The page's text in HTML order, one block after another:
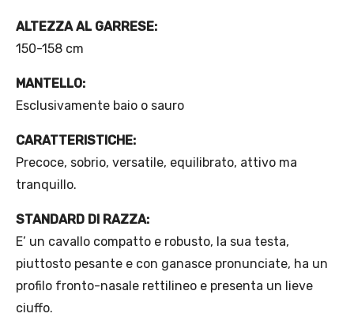
ALTEZZA AL GARRESE:
150-158 cm
MANTELLO:
Esclusivamente baio o sauro
CARATTERISTICHE:
Precoce, sobrio, versatile, equilibrato, attivo ma
tranquillo.
STANDARD DI RAZZA:
E’ un cavallo compatto e robusto, la sua testa,
piuttosto pesante e con ganasce pronunciate, ha un
profilo fronto-nasale rettilineo e presenta un lieve
ciuffo.